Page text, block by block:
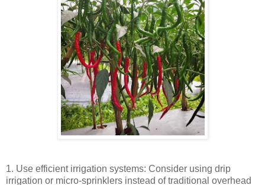
1. Use efficient irrigation systems: Consider using drip
irrigation or micro-sprinklers instead of traditional overhead